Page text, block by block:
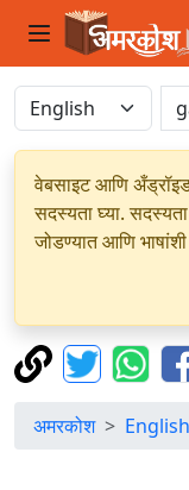
वेबसाइट आणि
सदस्यता घ्या.
जोडण्यात आणि
अमरकोश English